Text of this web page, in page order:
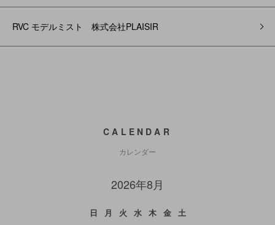
RVC モデルミスト 株式会社PLAISIR
CALENDAR
カレンダー
2026年8月
日 月 火 水 木 金
土